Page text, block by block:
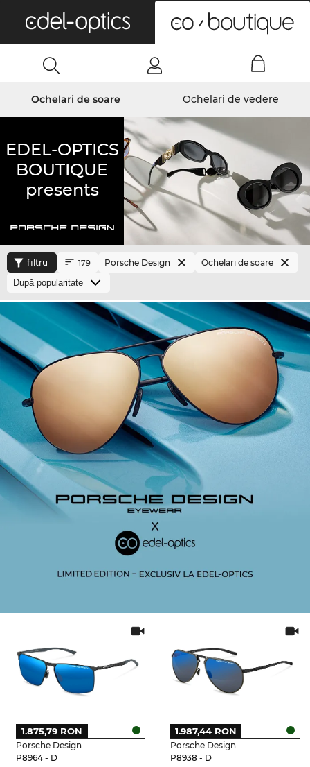
Ochelari de soare Ochelari de vedere
EDEL-OPTICS
BOUTIQUE
presents
filtru 179 Porsche Design Ochelari de soare
Porsche Design
P8964 - D
1.875,79 RON
Porsche Design
P8938 - D
1.987,44 RON